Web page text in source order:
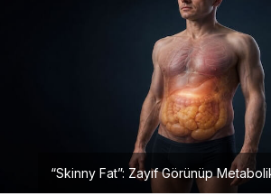
“Skinny Fat”: Zayıf Görünüp